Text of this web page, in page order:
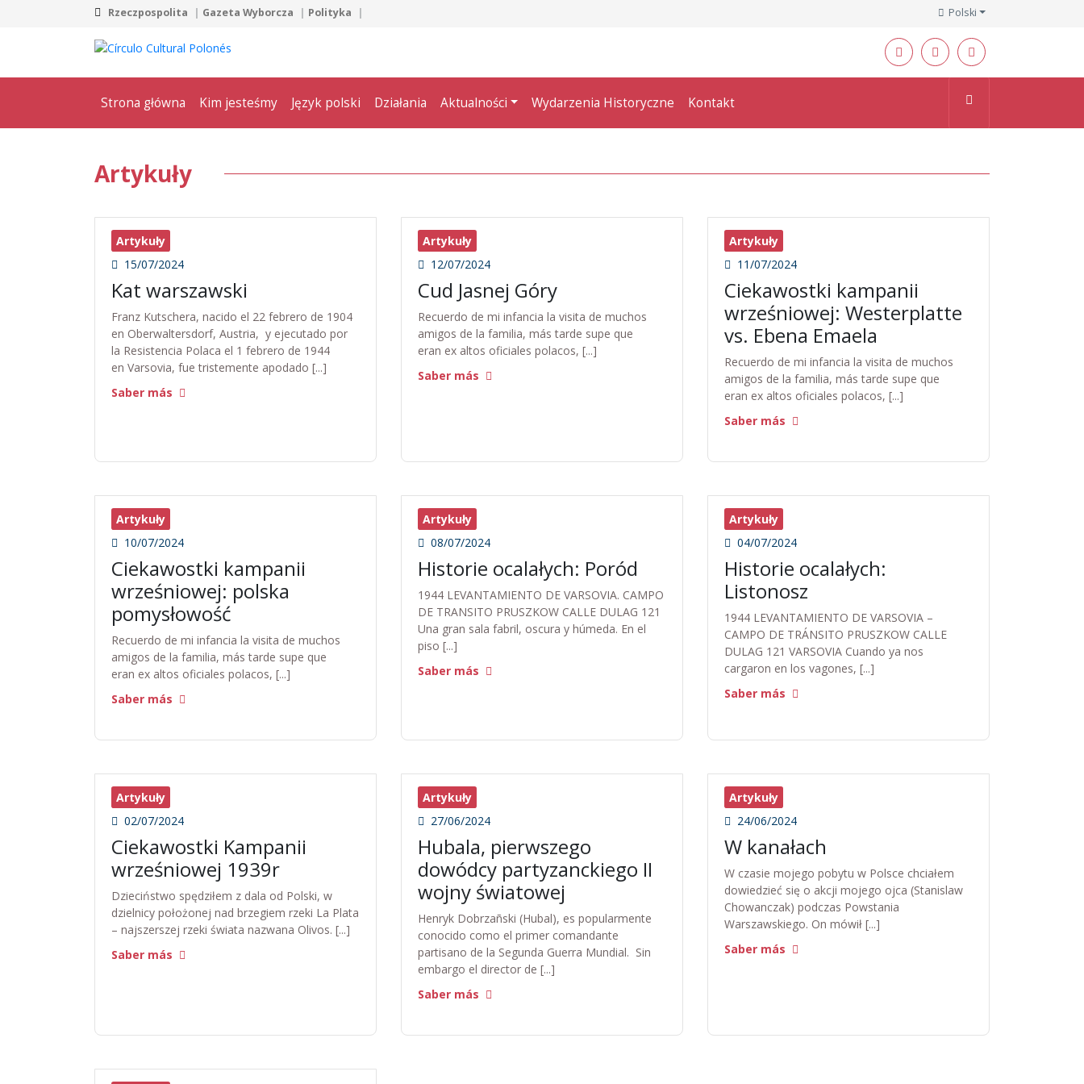
Rzeczpospolita Gazeta Wyborcza Polityka Polski
Strona główna Kim jesteśmy Język polski Działania Aktualności Wydarzenia Historyczne Kontakt
Artykuły
Artykuły
15/07/2024
Kat warszawski
Franz Kutschera, nacido el 22 febrero de 1904
en Oberwaltersdorf, Austria, y ejecutado por
la Resistencia Polaca el 1 febrero de 1944
en Varsovia, fue tristemente apodado [...]
Saber más
Artykuły
12/07/2024
Cud Jasnej Góry
Recuerdo de mi infancia la visita de muchos
amigos de la familia, más tarde supe que
eran ex altos oficiales polacos, [...]
Saber más
Artykuły
11/07/2024
Ciekawostki kampanii
wrześniowej: Westerplatte
vs. Ebena Emaela
Recuerdo de mi infancia la visita de muchos
amigos de la familia, más tarde supe que
eran ex altos oficiales polacos, [...]
Saber más
Artykuły
10/07/2024
Ciekawostki kampanii
wrześniowej: polska
pomysłowość
Recuerdo de mi infancia la visita de muchos
amigos de la familia, más tarde supe que
eran ex altos oficiales polacos, [...]
Saber más
Artykuły
08/07/2024
Historie ocalałych: Poród
1944 LEVANTAMIENTO DE VARSOVIA. CAMPO
DE TRANSITO PRUSZKOW CALLE DULAG 121
Una gran sala fabril, oscura y húmeda. En el
piso [...]
Saber más
Artykuły
04/07/2024
Historie ocalałych:
Listonosz
1944 LEVANTAMIENTO DE VARSOVIA –
CAMPO DE TRÁNSITO PRUSZKOW CALLE
DULAG 121 VARSOVIA Cuando ya nos
cargaron en los vagones, [...]
Saber más
Artykuły
02/07/2024
Ciekawostki Kampanii
wrześniowej 1939r
Dzieciństwo spędziłem z dala od Polski, w
dzielnicy położonej nad brzegiem rzeki La Plata
– najszerszej rzeki świata nazwana Olivos. [...]
Saber más
Artykuły
27/06/2024
Hubala, pierwszego
dowódcy partyzanckiego II
wojny światowej
Henryk Dobrzañski (Hubal), es popularmente
conocido como el primer comandante
partisano de la Segunda Guerra Mundial. Sin
embargo el director de [...]
Saber más
Artykuły
24/06/2024
W kanałach
W czasie mojego pobytu w Polsce chciałem
dowiedzieć się o akcji mojego ojca (Stanislaw
Chowanczak) podczas Powstania
Warszawskiego. On mówił [...]
Saber más